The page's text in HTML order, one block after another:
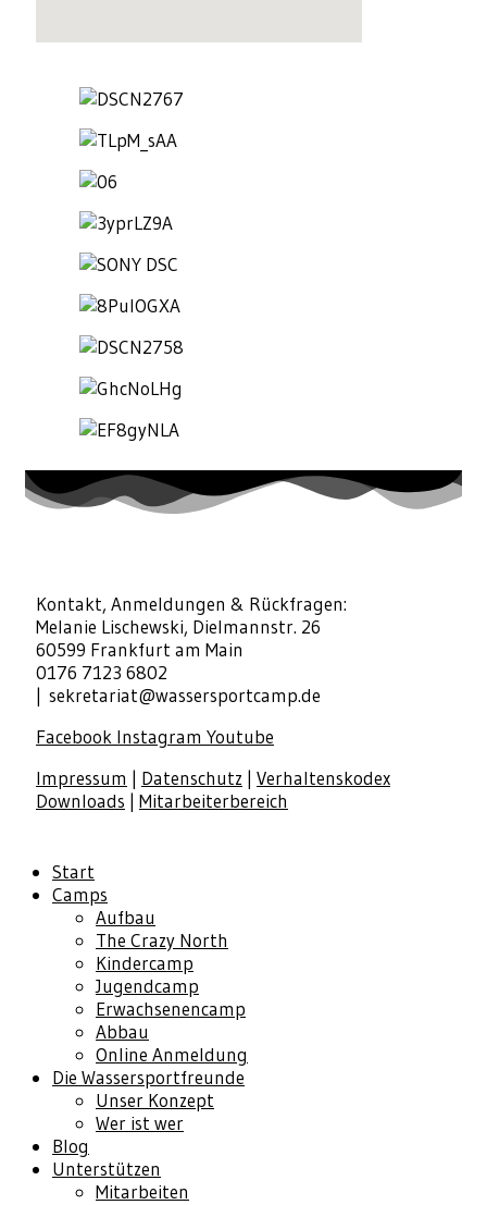
Kontakt, Anmeldungen & Rückfragen:
Melanie Lischewski, Dielmannstr. 26
60599 Frankfurt am Main
0176 7123 6802
| sekretariat@wassersportcamp.de
Facebook Instagram Youtube
Impressum | Datenschutz | Verhaltenskodex
Downloads | Mitarbeiterbereich
Start
Camps
Aufbau
The Crazy North
Kindercamp
Jugendcamp
Erwachsenencamp
Abbau
Online Anmeldung
Die Wassersportfreunde
Unser Konzept
Wer ist wer
Blog
Unterstützen
Mitarbeiten